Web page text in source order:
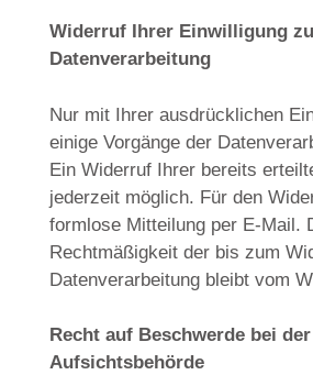
Widerruf Ihrer Einwilligung
Datenverarbeitung
Nur mit Ihrer ausdrücklichen
einige Vorgänge der
Ein Widerruf Ihrer bereits
jederzeit möglich. Für den
formlose Mitteilung per E-Mail.
Rechtmäßigkeit der bis zum
Datenverarbeitung bleibt vom
Recht auf Beschwerde bei
Aufsichtsbehörde